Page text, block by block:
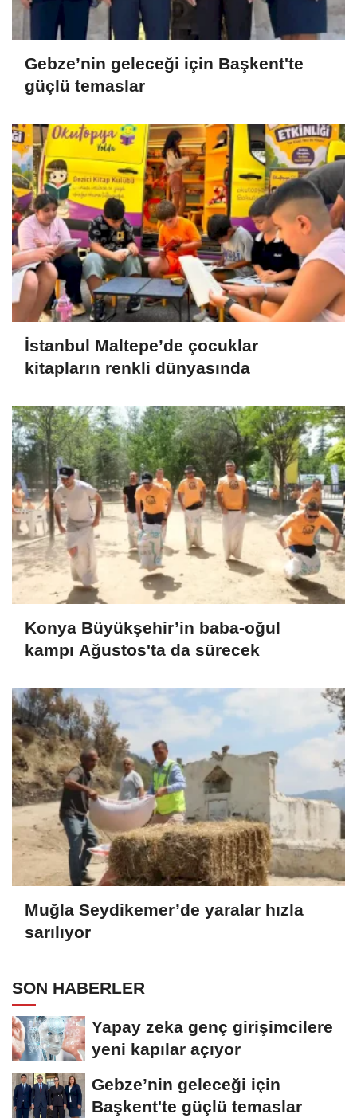
Gebze’nin geleceği için Başkent'te
güçlü temaslar
İstanbul Maltepe’de çocuklar
kitapların renkli dünyasında
Konya Büyükşehir’in baba-oğul
kampı Ağustos'ta da sürecek
Muğla Seydikemer’de yaralar hızla
sarılıyor
SON HABERLER
Yapay zeka genç girişimcilere
yeni kapılar açıyor
Gebze’nin geleceği için
Başkent'te güçlü temaslar